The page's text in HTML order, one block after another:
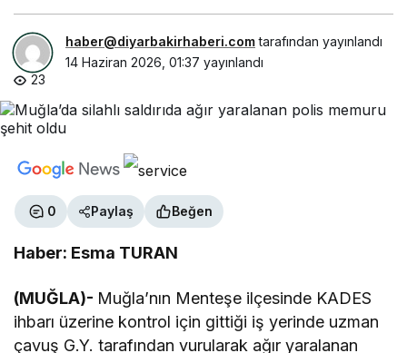
haber@diyarbakirhaberi.comtarafından yayınlandı
14 Haziran 2026, 01:37 yayınlandı
23
0 Paylaş Beğen
Haber: Esma TURAN
(MUĞLA)- Muğla’nın Menteşe ilçesinde KADES
ihbarı üzerine kontrol için gittiği iş yerinde uzman
çavuş G.Y. tarafından vurularak ağır yaralanan